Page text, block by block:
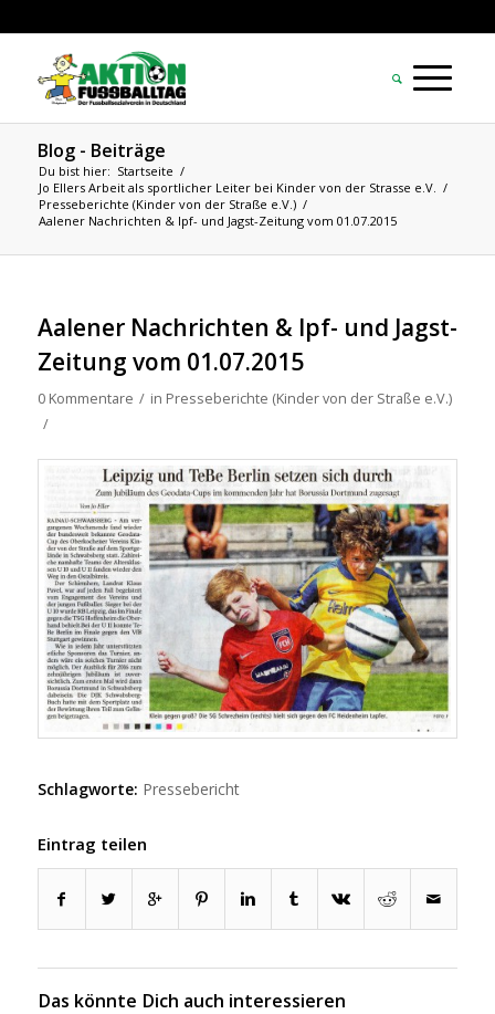
Blog - Beiträge
Du bist hier: Startseite /
Jo Ellers Arbeit als sportlicher Leiter bei Kinder von der Strasse e.V. /
Presseberichte (Kinder von der Straße e.V.) /
Aalener Nachrichten & Ipf- und Jagst-Zeitung vom 01.07.2015
Aalener Nachrichten & Ipf- und Jagst-
Zeitung vom 01.07.2015
0 Kommentare / in Presseberichte (Kinder von der Straße e.V.)
/
Schlagworte: Pressebericht
Eintrag teilen
Das könnte Dich auch interessieren